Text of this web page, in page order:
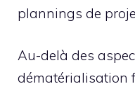
plannings de
Au-delà des
dématérialisation